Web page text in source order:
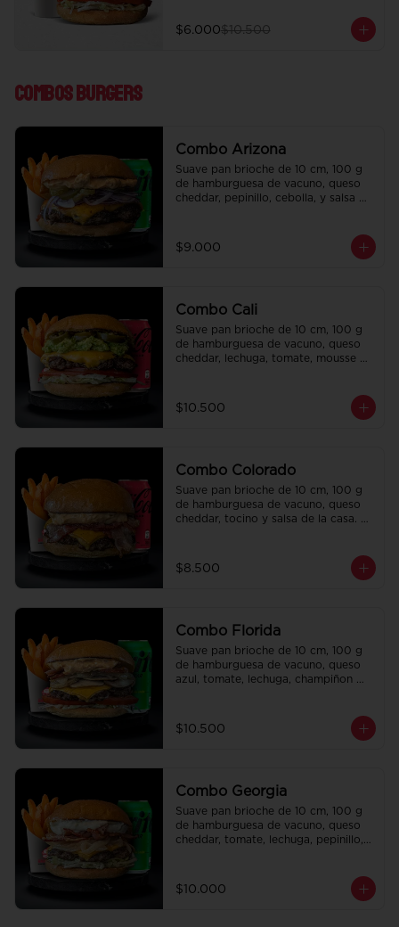
Incluye papas fritas crocantes.
$6.000$10.500
Combos Burgers
Combo Arizona
Suave pan brioche de 10 cm, 100 g
de hamburguesa de vacuno, queso
cheddar, pepinillo, cebolla, y salsa de
regalo a elección y una bebida de
350 cc a elección.
$9.000
Combo Cali
Suave pan brioche de 10 cm, 100 g
de hamburguesa de vacuno, queso
cheddar, lechuga, tomate, mousse de
condimentadas, salsa de la casa de
regalo a elección y una bebida de
$10.500
Combo Colorado
Suave pan brioche de 10 cm, 100 g
de hamburguesa de vacuno, queso
cheddar, tocino y salsa de la casa.
regalo a elección y una bebida de
350 cc a elección.
$8.500
Combo Florida
Suave pan brioche de 10 cm, 100 g
de hamburguesa de vacuno, queso
azul, tomate, lechuga, champiñon
Papas fritas perfectamente
condimentadas, salsa de la casa de
$10.500
Combo Georgia
Suave pan brioche de 10 cm, 100 g
de hamburguesa de vacuno, queso
cheddar, tomate, lechuga, pepinillo,
condimentadas, salsa de la casa de
regalo a elección y una bebida de
$10.000